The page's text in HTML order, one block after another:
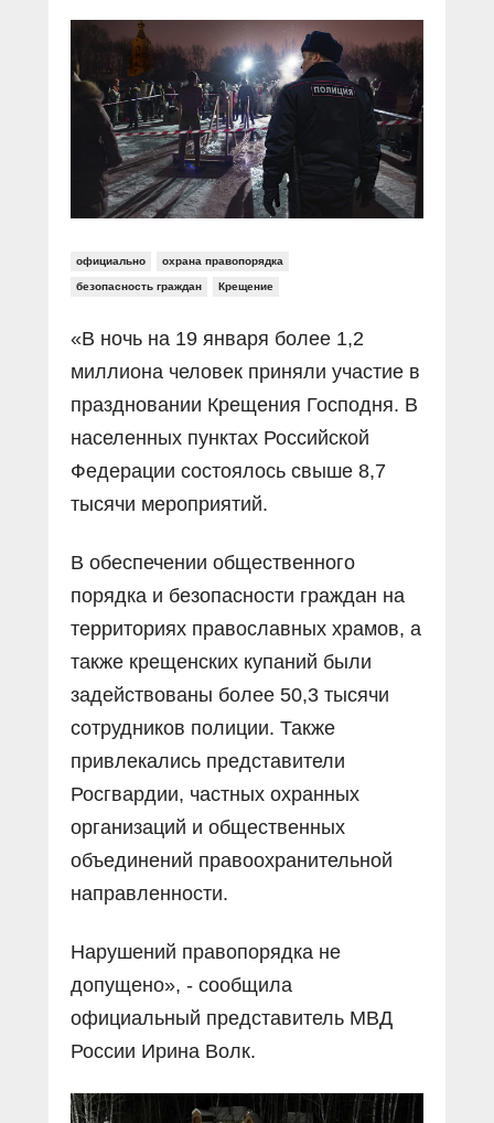
Документальные фильмы
В знании сила
Специальный репортаж
КиберПОСТОВОЙ
Газета «Щит и меч»
Журнал «Полиция России»
О ПОРТАЛЕ
Контакты
Вакансии
официально охрана правопорядка
безопасность граждан Крещение
«В ночь на 19 января более 1,2
миллиона человек приняли участие в
праздновании Крещения Господня. В
населенных пунктах Российской
Федерации состоялось свыше 8,7
тысячи мероприятий.
В обеспечении общественного
порядка и безопасности граждан на
территориях православных храмов, а
также крещенских купаний были
задействованы более 50,3 тысячи
сотрудников полиции. Также
привлекались представители
Росгвардии, частных охранных
организаций и общественных
объединений правоохранительной
направленности.
Нарушений правопорядка не
допущено», - сообщила
официальный представитель МВД
России Ирина Волк.